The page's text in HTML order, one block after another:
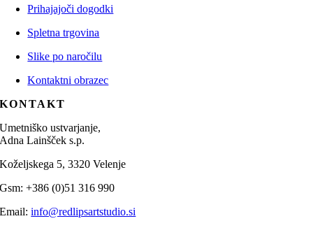
Prihajajoči dogodki
Spletna trgovina
Slike po naročilu
Kontaktni obrazec
KONTAKT
Umetniško ustvarjanje,
Adna Lainšček s.p.
Koželjskega 5, 3320 Velenje
Gsm: +386 (0)51 316 990
Email:info@redlipsartstudio.si